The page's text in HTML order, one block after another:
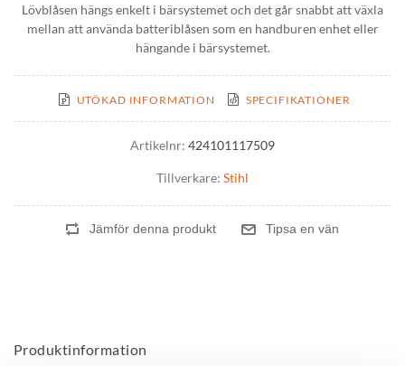
Lövblåsen hängs enkelt i bärsystemet och det går snabbt att växla
mellan att använda batteriblåsen som en handburen enhet eller
hängande i bärsystemet.
UTÖKAD INFORMATION SPECIFIKATIONER
Artikelnr: 424101117509
Tillverkare: Stihl
Produktinformation